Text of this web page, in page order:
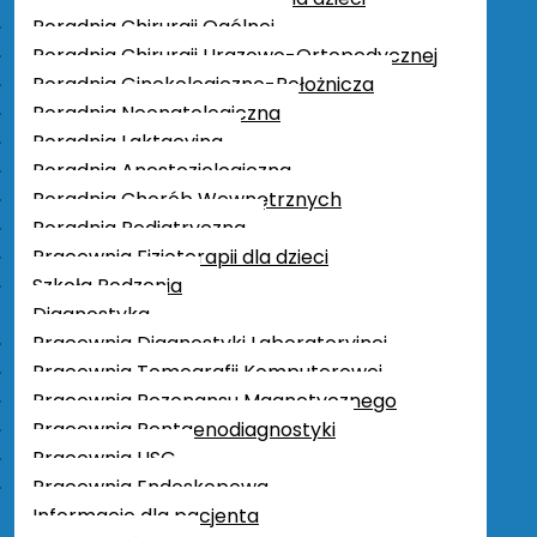
Poradnia Chirurgii Ogólnej
Poradnia Chirurgii Urazowo-Ortopedycznej
Poradnia Ginekologiczno-Położnicza
Poradnia Neonatologiczna
Poradnia Laktacyjna
Poradnia Anestezjologiczna
Poradnia Chorób Wewnętrznych
Poradnia Pediatryczna
Pracownia Fizjoterapii dla dzieci
Szkoła Rodzenia
Diagnostyka
Pracownia Diagnostyki Laboratoryjnej
Pracownia Tomografii Komputerowej
Pracownia Rezonansu Magnetycznego
Pracownia Rentgenodiagnostyki
Pracownia USG
Pracownia Endoskopowa
Informacje dla pacjenta
Informacje ogólne
Forma prawna
Podstawy prawne funkcjonowania
Regulamin organizacyjny
Organy Spółki
Przedmiot działalności
Majątek
Praca
Zamówienia publiczne
Podlegające ustawie Pzp
Nie podlegające ustawie Pzp
Deklaracja dostępności
Raport o stanie zapewnienia dostępności
podmiotu publicznego
Konkursy
Kontakt
Procedura zgłoszeń naruszeń prawa –